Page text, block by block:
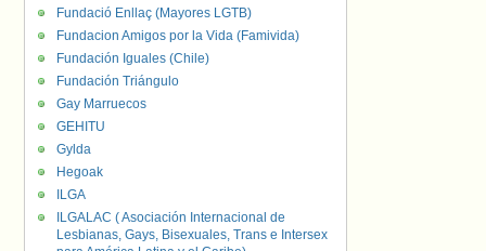
Fundació Enllaç (Mayores LGTB)
Fundacion Amigos por la Vida (Famivida)
Fundación Iguales (Chile)
Fundación Triángulo
Gay Marruecos
GEHITU
Gylda
Hegoak
ILGA
ILGALAC ( Asociación Internacional de
Lesbianas, Gays, Bisexuales, Trans e Intersex